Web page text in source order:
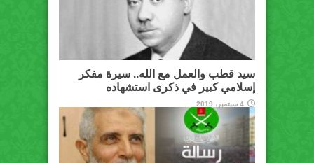
سيد قطب والعمل مع الله.. سيرة مفكر
إسلامي كبير في ذكرى استشهاده
4 سبتمبر، 2019